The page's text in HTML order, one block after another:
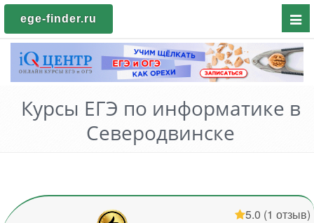
ege-finder.ru
Курсы ЕГЭ по информатике в
Северодвинске
5.0 (1 отзыв)